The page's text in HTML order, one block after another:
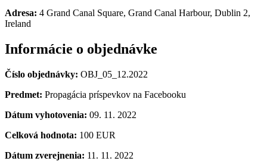
Adresa: 4 Grand Canal Square, Grand Canal Harbour, Dublin 2,
Ireland
Informácie o objednávke
Číslo objednávky: OBJ_05_12.2022
Predmet: Propagácia príspevkov na Facebooku
Dátum vyhotovenia: 09. 11. 2022
Celková hodnota: 100 EUR
Dátum zverejnenia: 11. 11. 2022